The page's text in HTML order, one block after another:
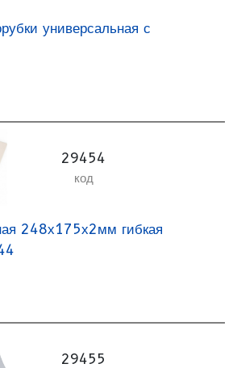
универсальная с
29454
код
248х175х2мм гибкая
29455